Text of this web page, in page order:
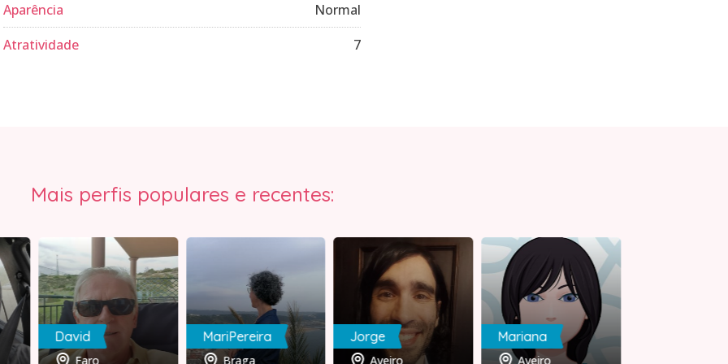
Aparência
Normal
Atratividade
7
Mais perfis populares e recentes:
David
Faro
MariPereira
Braga
Jorge
Aveiro
Mariana
Aveiro